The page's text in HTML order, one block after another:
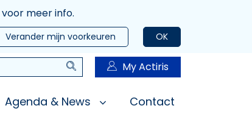
voor meer info.
OK
Verander mijn voorkeuren
Zoeken My Actiris
Agenda & News Contact